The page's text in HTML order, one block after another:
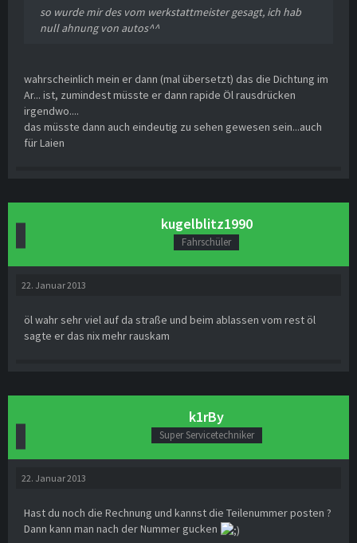
so wurde mir des vom werkstattmeister gesagt, ich hab
null ahnung von autos^^
wahrscheinlich mein er dann (mal übersetzt) das die Dichtung im
Ar... ist, zumindest müsste er dann rapide Öl rausdrücken
irgendwo....
das müsste dann auch eindeutig zu sehen gewesen sein...auch
für Laien
kugelblitz1990
Fahrschüler
22. Januar 2013
öl wahr sehr viel auf da straße und beim ablassen vom rest öl
sagte er das nix mehr rauskam
k1rBy
Super Servicetechniker
22. Januar 2013
Hast du noch die Rechnung und kannst die Teilenummer posten ?
Dann kann man nach der Nummer gucken